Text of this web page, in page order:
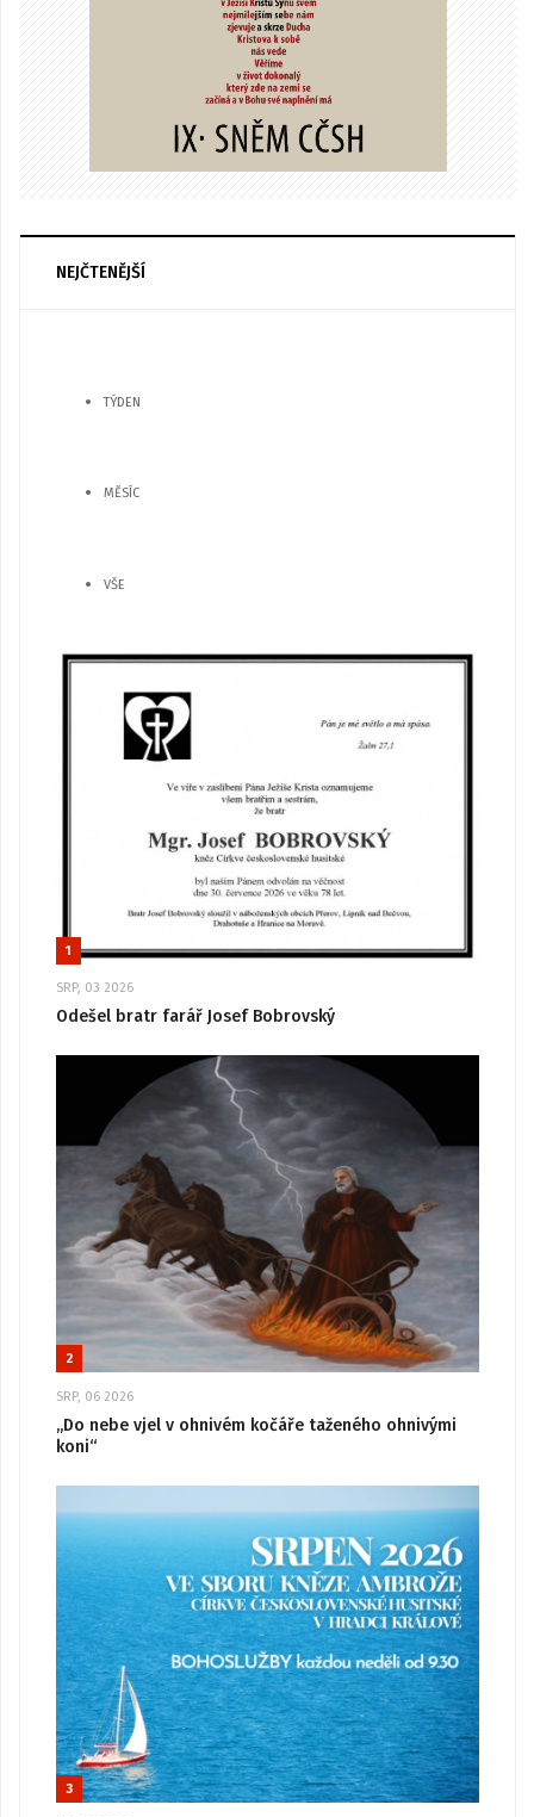
NEJČTENĚJŠÍ
TÝDEN
MĚSÍC
VŠE
1
SRP, 03 2026
Odešel bratr farář Josef Bobrovský
2
SRP, 06 2026
„Do nebe vjel v ohnivém kočáře taženého ohnivými
koni“
3